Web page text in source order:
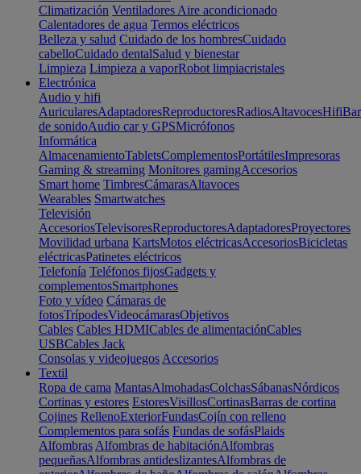
Climatización Ventiladores Aire acondicionado
Calentadores de agua Termos eléctricos
Belleza y salud Cuidado de los hombresCuidado
cabelloCuidado dentalSalud y bienestar
Limpieza Limpieza a vaporRobot limpiacristales
Electrónica
Audio y hifi
AuricularesAdaptadoresReproductoresRadiosAltavocesHifi
de sonidoAudio car y GPSMicrófonos
Informática
AlmacenamientoTabletsComplementosPortátilesImpresoras
Gaming & streaming Monitores gamingAccesorios
Smart home TimbresCámarasAltavoces
Wearables Smartwatches
Televisión
AccesoriosTelevisoresReproductoresAdaptadoresProyectores
Movilidad urbana KartsMotos eléctricasAccesoriosBicicletas
eléctricasPatinetes eléctricos
Telefonía Teléfonos fijosGadgets y
complementosSmartphones
Foto y vídeo Cámaras de
fotosTrípodesVideocámarasObjetivos
Cables Cables HDMICables de alimentaciónCables
USBCables Jack
Consolas y videojuegos Accesorios
Textil
Ropa de cama MantasAlmohadasColchasSábanasNórdicos
Cortinas y estores EstoresVisillosCortinasBarras de cortina
Cojines RellenoExteriorFundasCojín con relleno
Complementos para sofás Fundas de sofásPlaids
Alfombras Alfombras de habitaciónAlfombras
pequeñasAlfombras antideslizantesAlfombras de